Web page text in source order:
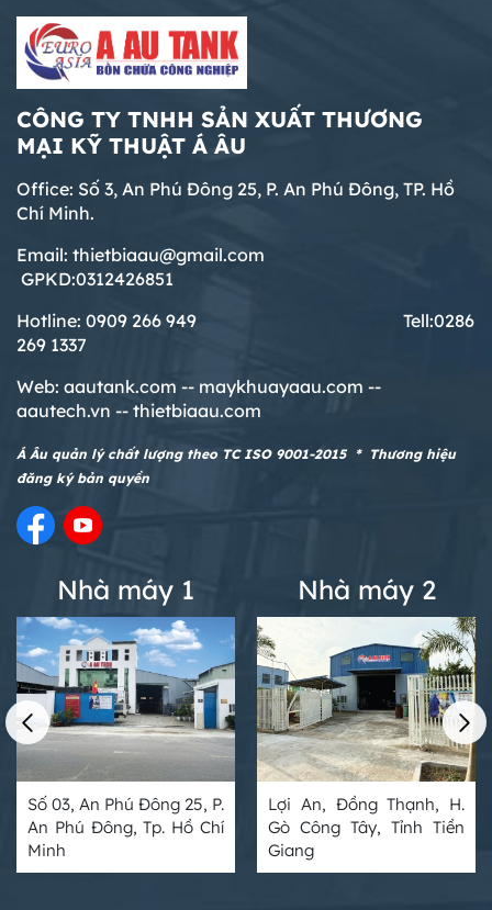
CÔNG TY TNHH SẢN XUẤT THƯƠNG
MẠI KỸ THUẬT Á ÂU
Office: Số 3, An Phú Đông 25, P. An Phú Đông, TP. Hồ
Chí Minh.
Email: thietbiaau@gmail.com
GPKD:0312426851
Hotline: 0909 266 949 Tell:0286
269 1337
Web: aautank.com -- maykhuayaau.com --
aautech.vn -- thietbiaau.com
Á Âu quản lý chất lượng theo TC ISO 9001-2015 * Thương hiệu
đăng ký bản quyền
Nhà máy 1
Số 03, An Phú Đông 25, P.
An Phú Đông, Tp. Hồ Chí
Minh
Nhà máy 2
Lợi An, Đồng Thạnh, H.
Gò Công Tây, Tỉnh Tiền
Giang